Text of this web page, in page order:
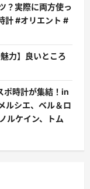
？実際に両方使っ
計 #オリエント #
力】良いところ
ポ時計が集結！in
ルシエ、ベル＆ロ
ルケイン、トム